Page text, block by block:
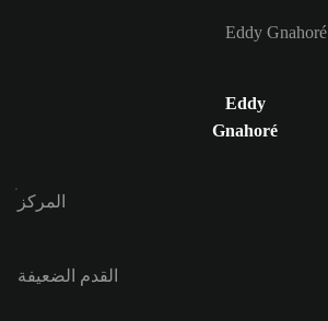
Eddy Gnahoré
Eddy
Gnahoré
المركز
القدم الضعيفة